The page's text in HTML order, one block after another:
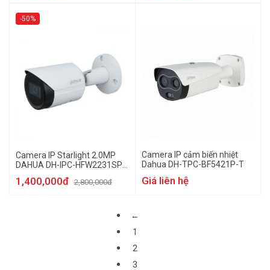
-50%
Camera IP Starlight 2.0MP
DAHUA DH-IPC-HFW2231SP-
1,400,000đ 2,800,000đ
Camera IP cảm biến nhiệt
Dahua DH-TPC-BF5421P-T
Giá liên hệ
←
1
2
3